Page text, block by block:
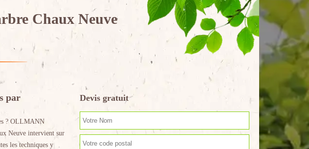
Chaux Neuve
par
? OLLMANN
Neuve intervient sur
les techniques y
Devis gratuit